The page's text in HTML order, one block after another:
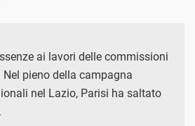
ai lavori delle commissioni
pieno della campagna
nel Lazio, Parisi ha saltato